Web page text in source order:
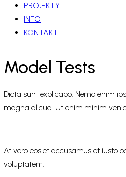
PROJEKTY
INFO
KONTAKT
Model Tests
Dicta sunt explicabo. Nemo enim
magna aliqua. Ut enim minim
At vero eos et accusamus et iusto
voluptatem.